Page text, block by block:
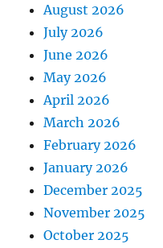
August 2026
July 2026
June 2026
May 2026
April 2026
March 2026
February 2026
January 2026
December 2025
November 2025
October 2025